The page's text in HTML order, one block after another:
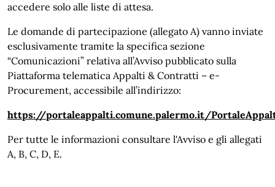
accedere solo alle liste di attesa.
Le domande di partecipazione (allegato A) vanno inviate
esclusivamente tramite la specifica sezione
“Comunicazioni” relativa all’Avviso pubblicato sulla
Piattaforma telematica Appalti & Contratti – e-
Procurement, accessibile all’indirizzo:
https://portaleappalti.comune.palermo.it/
Per tutte le informazioni consultare l'Avviso e gli allegati
A, B, C, D, E.